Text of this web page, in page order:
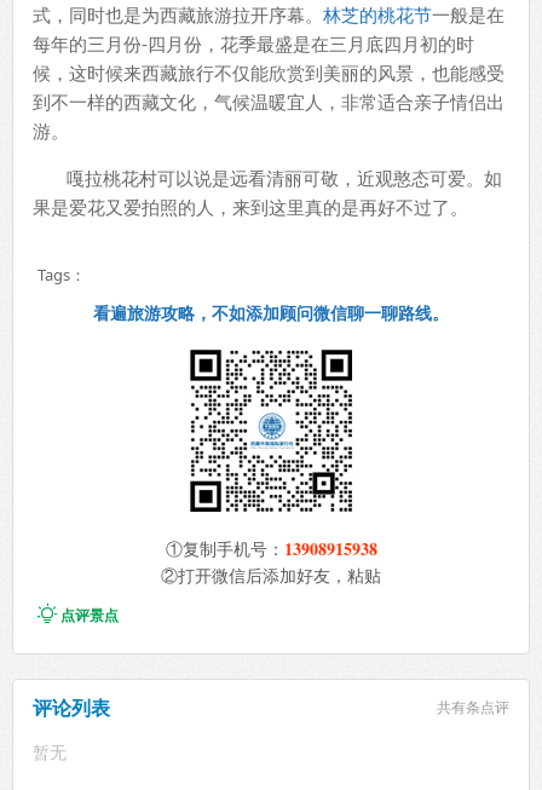
式，同时也是为西藏旅游拉开序幕。 林芝的桃花节一般是在
每年的三月份-四月份，花季最盛是在三月底四月初的时
候，这时候来西藏旅行不仅能欣赏到美丽的风景，也能感受
到不一样的西藏文化，气候温暖宜人，非常适合亲子情侣出
游。
嘎拉桃花村可以说是远看清丽可敬，近观憨态可爱。如
果是爱花又爱拍照的人，来到这里真的是再好不过了。
Tags：
看遍旅游攻略，不如添加顾问微信聊一聊路线。
①复制手机号： 13908915938
②打开微信后添加好友，粘贴
点评景点
评论列表 共有条点评
暂无